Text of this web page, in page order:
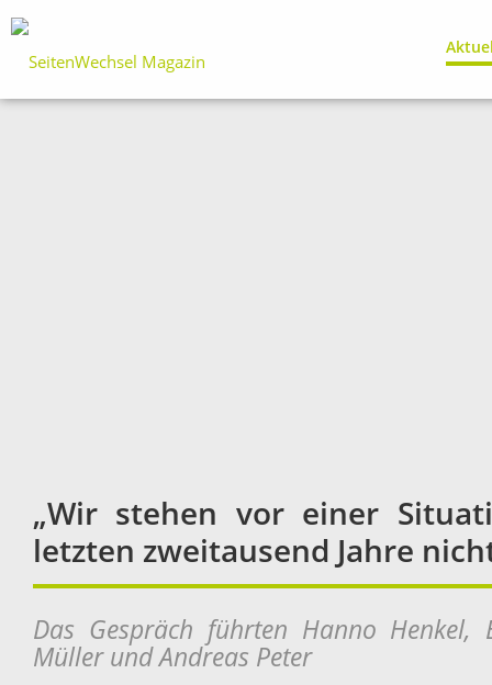
„Wir stehen vor einer
letzten zweitausend Jahre
Das Gespräch führten Hanno Henkel,
Müller und Andreas Peter